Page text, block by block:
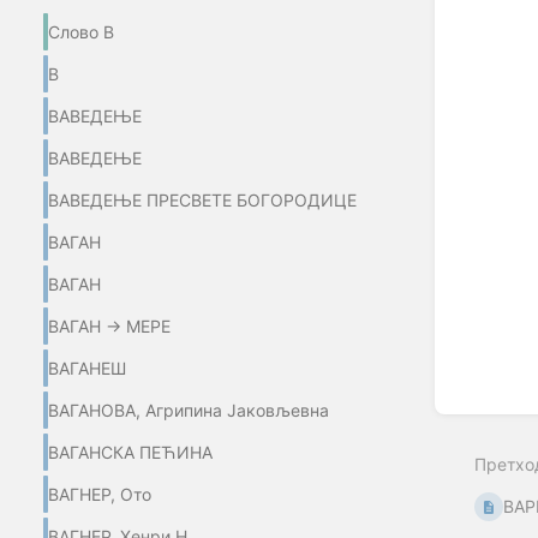
Слово В
В
ВАВЕДЕЊЕ
ВАВЕДЕЊЕ
ВАВЕДЕЊЕ ПРЕСВЕТЕ БОГОРОДИЦЕ
ВАГАН
ВАГАН
ВАГАН → МЕРЕ
ВАГАНЕШ
ВАГАНОВА, Агрипина Јаковљевна
ВАГАНСКА ПЕЋИНА
ВАГНЕР, Ото